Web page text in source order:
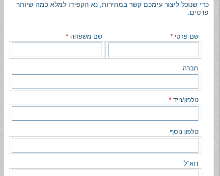
כדי שנוכל ליצור עימכם קשר במהירות, נא הקפידו למלא כמה שיותר
פרטים.
שם פרטי * שם משפחה *
חברה
טלפון/נייד *
טלפון נוסף
דוא"ל